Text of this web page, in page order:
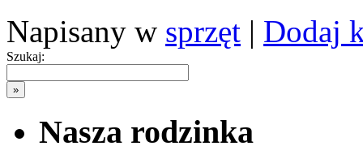
Napisany w sprzęt | Dodaj
Szukaj:
Nasza rodzinka